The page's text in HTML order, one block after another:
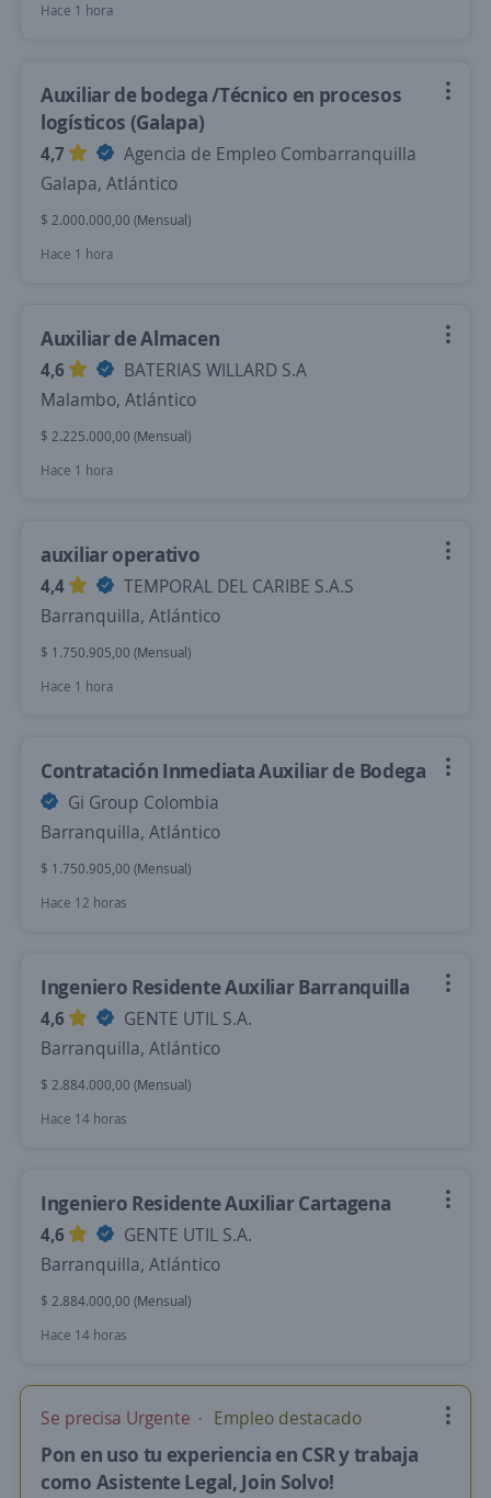
Hace 1 hora
Auxiliar de bodega /Técnico en procesos
logísticos (Galapa)
4,7
Agencia de Empleo Combarranquilla
Galapa, Atlántico
$ 2.000.000,00 (Mensual)
Hace 1 hora
Auxiliar de Almacen
4,6
BATERIAS WILLARD S.A
Malambo, Atlántico
$ 2.225.000,00 (Mensual)
Hace 1 hora
auxiliar operativo
4,4
TEMPORAL DEL CARIBE S.A.S
Barranquilla, Atlántico
$ 1.750.905,00 (Mensual)
Hace 1 hora
Contratación Inmediata Auxiliar de Bodega
Gi Group Colombia
Barranquilla, Atlántico
$ 1.750.905,00 (Mensual)
Hace 12 horas
Ingeniero Residente Auxiliar Barranquilla
4,6
GENTE UTIL S.A.
Barranquilla, Atlántico
$ 2.884.000,00 (Mensual)
Hace 14 horas
Ingeniero Residente Auxiliar Cartagena
4,6
GENTE UTIL S.A.
Barranquilla, Atlántico
$ 2.884.000,00 (Mensual)
Hace 14 horas
Se precisa Urgente Empleo destacado
Pon en uso tu experiencia en CSR y trabaja
como Asistente Legal, Join Solvo!